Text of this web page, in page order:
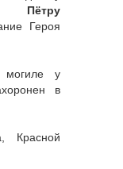
Пётру
Героя
могиле у
в
Красной